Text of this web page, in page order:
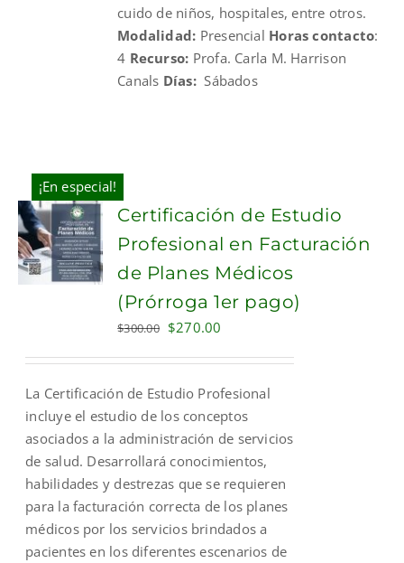
cuido de niños, hospitales, entre otros.
Modalidad: Presencial Horas contacto:
4 Recurso: Profa. Carla M. Harrison
Canals Días:Sábados
¡En especial!
ADD TO
CART
Certificación de Estudio
Profesional en Facturación
de Planes Médicos
(Prórroga 1er pago)
$300.00 Original
$300.00.
$270.00
$270.00.
La Certificación de Estudio Profesional
incluye el estudio de los conceptos
asociados a la administración de servicios
de salud. Desarrollará conocimientos,
habilidades y destrezas que se requieren
para la facturación correcta de los planes
médicos por los servicios brindados a
pacientes en los diferentes escenarios de